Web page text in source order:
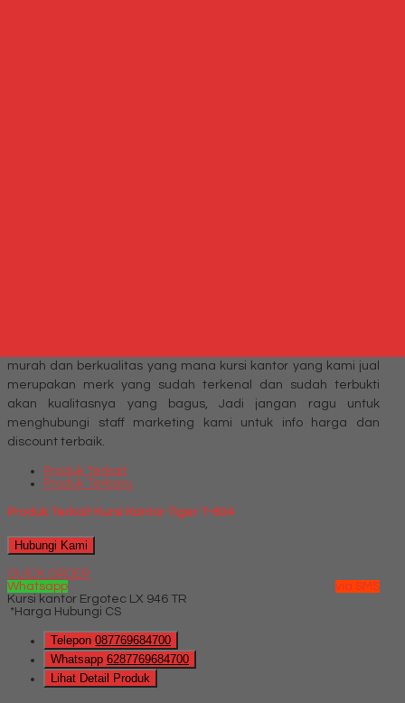
murah dan berkualitas yang mana kursi kantor yang kami jual
merupakan merk yang sudah terkenal dan sudah terbukti
akan kualitasnya yang bagus, Jadi jangan ragu untuk
menghubungi staff marketing kami untuk info harga dan
discount terbaik.
Produk Terkait
Produk Terbaru
Produk Terkait Kursi Kantor Tiger T-804
Hubungi Kami
QUICK ORDER
Whatsapp
via SMS
Kursi kantor Ergotec LX 946 TR
*Harga Hubungi CS
Telepon 087769684700
Whatsapp 6287769684700
Lihat Detail Produk